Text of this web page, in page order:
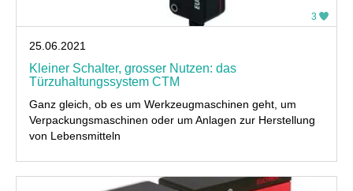
3
25.06.2021
Kleiner Schalter, grosser Nutzen: das
Türzuhaltungssystem CTM
Ganz gleich, ob es um Werkzeugmaschinen geht, um
Verpackungsmaschinen oder um Anlagen zur Herstellung
von Lebensmitteln